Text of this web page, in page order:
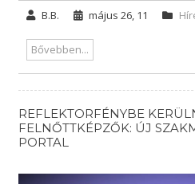
B.B. május 26, 11
Bővebben...
REFLEKTORFÉNYBE
FELNŐTTKÉPZŐK: ÚJ
PORTAL